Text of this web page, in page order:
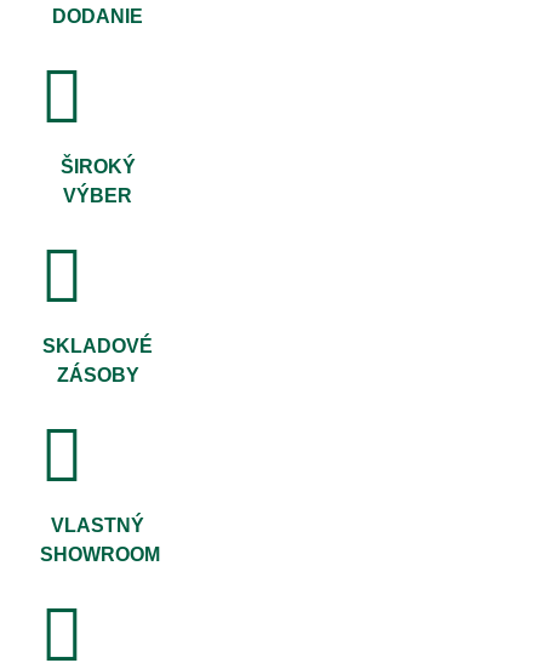
DODANIE
ŠIROKÝ
VÝBER
SKLADOVÉ
ZÁSOBY
VLASTNÝ
SHOWROOM